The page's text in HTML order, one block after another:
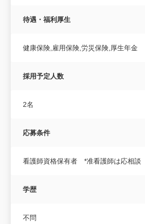
待遇・福利厚生
健康保険,雇用保険,労災保険,厚生年金
採用予定人数
2名
応募条件
看護師資格保有者 *准看護師は応相談
学歴
不問